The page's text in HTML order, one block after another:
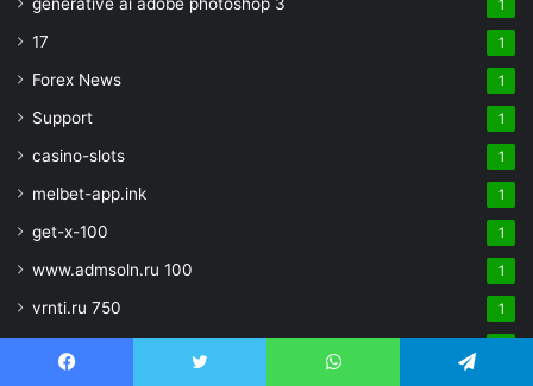
1
17 1
Forex News 1
Support 1
casino-slots 1
melbet-app.ink 1
get-x-100 1
www.admsoln.ru 100 1
vrnti.ru 750 1
dom1907.ru 505